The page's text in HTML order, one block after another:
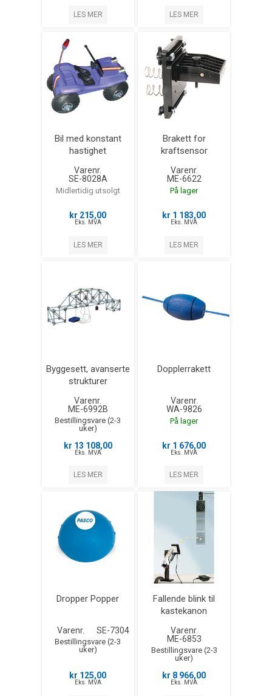
LES MER LES MER
Bil med konstant
hastighet
Varenr.
SE-8028A
Midlertidig utsolgt
kr 215,00
Eks. MVA
LES MER
Brakett for
kraftsensor
Varenr.
ME-6622
På lager
kr 1 183,00
Eks. MVA
LES MER
Byggesett, avanserte
strukturer
Varenr.
ME-6992B
Bestillingsvare (2-3
uker)
kr 13 108,00
Eks. MVA
LES MER
Dopplerrakett
Varenr.
WA-9826
På lager
kr 1 676,00
Eks. MVA
LES MER
Dropper Popper
Varenr. SE-7304
Bestillingsvare (2-3
uker)
kr 125,00
Eks. MVA
Fallende blink til
kastekanon
Varenr.
ME-6853
Bestillingsvare (2-3
uker)
kr 8 966,00
Eks. MVA